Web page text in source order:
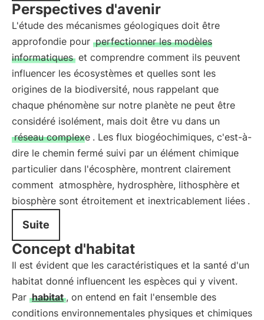
Perspectives d'avenir
L'étude des mécanismes géologiques doit être
approfondie pour perfectionner les modèles
informatiques et comprendre comment ils peuvent
influencer les écosystèmes et quelles sont les
origines de la biodiversité, nous rappelant que
chaque phénomène sur notre planète ne peut être
considéré isolément, mais doit être vu dans un
réseau complexe . Les flux biogéochimiques, c'est-à-
dire le chemin fermé suivi par un élément chimique
particulier dans l'écosphère, montrent clairement
comment atmosphère, hydrosphère, lithosphère et
biosphère sont étroitement et inextricablement liées .
Suite
Concept d'habitat
Il est évident que les caractéristiques et la santé d'un
habitat donné influencent les espèces qui y vivent.
Par habitat , on entend en fait l'ensemble des
conditions environnementales physiques et chimiques